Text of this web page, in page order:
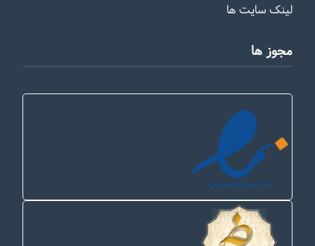
لینک سایت ها
مجوز ها